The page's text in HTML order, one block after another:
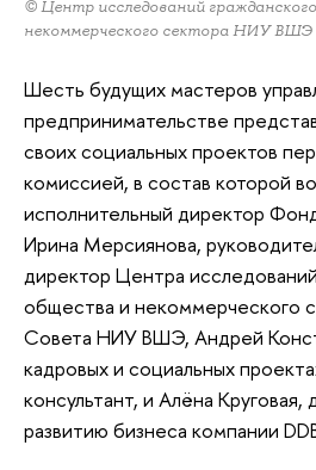
© Центр исследований
некоммерческого сектора НИУ ВШЭ
Шесть будущих мастеров
предпринимательстве
своих социальных проектов
комиссией, в состав которой
исполнительный директор
Ирина Мерсиянова,
директор Центра
общества и некоммерческого
Совета НИУ ВШЭ, Андрей
кадровых и социальных
консультант, и Алёна Круговая,
развитию бизнеса компании